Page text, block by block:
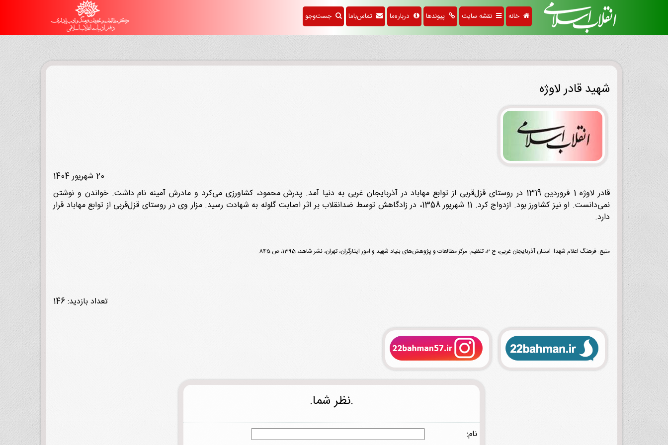
خانه نقشه سایت پیوندها درباره‌ما تماس‌باما جست‌وجو
شهید قادر لاوژه
20 شهریور 1404
قادر لاوژه 1 فروردین 1319 در روستای قزل‌قربی از توابع مهاباد در آذربایجان غربی به دنیا آمد. پدرش محمود، کشاورزی می‌کرد و مادرش آمینه نام داشت. خواندن و نوشتن
نمی‌دانست. او نیز کشاورز بود. ازدواج کرد. 11 شهریور 1358، در زادگاهش توسط ضدانقلاب بر اثر اصابت گلوله به شهادت رسید. مزار وی در روستای قزل‌قربی از توابع مهاباد قرار
دارد.
منبع: فرهنگ اعلام شهدا: استان آذربایجان غربی، ج 2، تنظیم: مرکز مطالعات و پژوهش‌های بنیاد شهید و امور ایثارگران، تهران، نشر شاهد، 1395، ص 845.
تعداد بازدید: 146
.نظر شما.
نام: